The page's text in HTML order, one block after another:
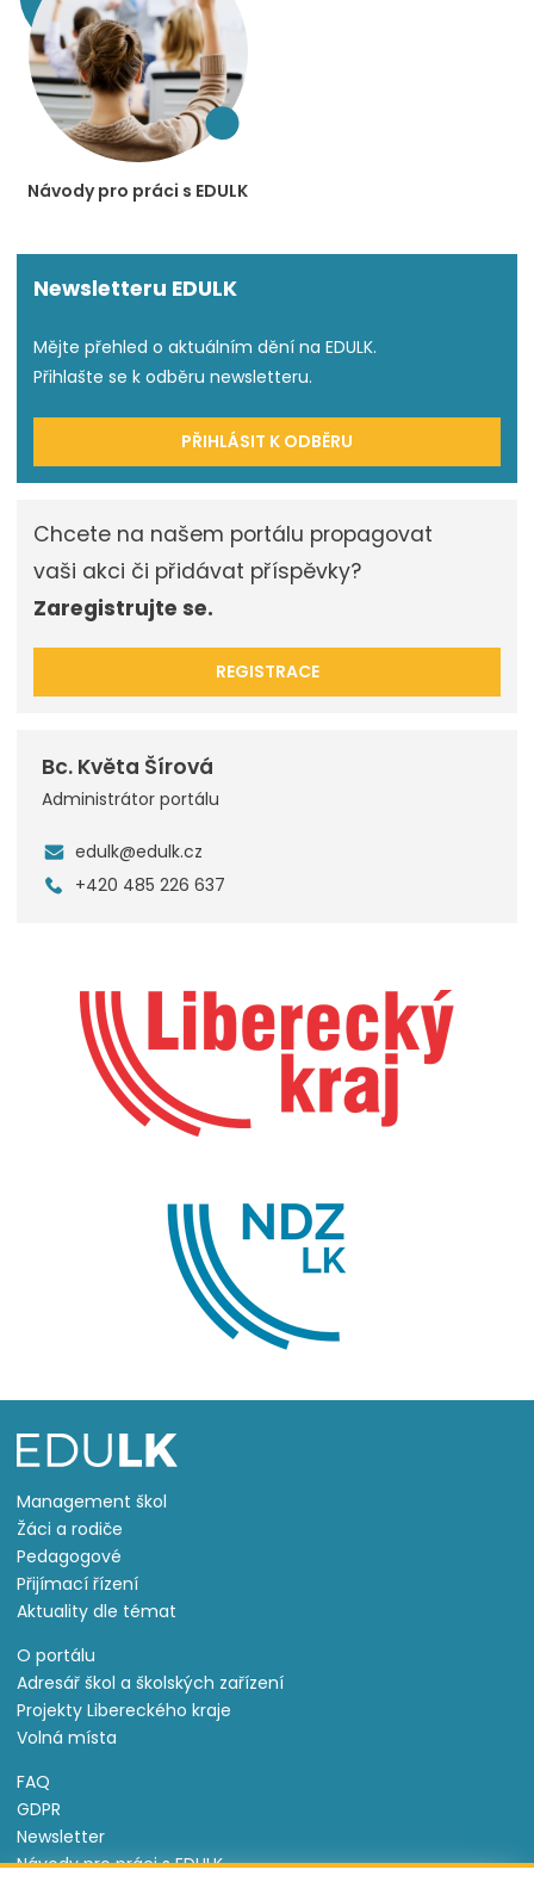
Návody pro práci s EDULK
Newsletteru EDULK
Mějte přehled o aktuálním dění na EDULK.
Přihlašte se k odběru newsletteru.
PŘIHLÁSIT K ODBĚRU
Chcete na našem portálu propagovat
vaši akci či přidávat příspěvky?
Zaregistrujte se.
REGISTRACE
Bc. Květa Šírová
Administrátor portálu
edulk@edulk.cz
+420 485 226 637
Management škol
Žáci a rodiče
Pedagogové
Přijímací řízení
Aktuality dle témat
O portálu
Adresář škol a školských zařízení
Projekty Libereckého kraje
Volná místa
FAQ
GDPR
Newsletter
Návody pro práci s EDULK